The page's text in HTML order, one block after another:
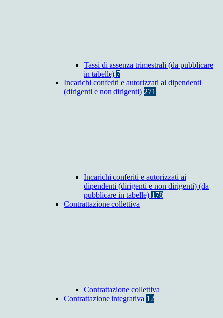
Tassi di assenza trimestrali (da pubblicare
in tabelle) 7
Incarichi conferiti e autorizzati ai dipendenti
(dirigenti e non dirigenti) 271
Incarichi conferiti e autorizzati ai
dipendenti (dirigenti e non dirigenti) (da
pubblicare in tabelle) 178
Contrattazione collettiva
Contrattazione collettiva
Contrattazione integrativa 12